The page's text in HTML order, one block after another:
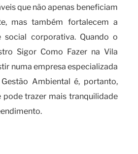
que não apenas beneficiam
mas também fortalecem a
social corporativa. Quando o
Sigor Como Fazer na Vila
numa empresa especializada
Ambiental é, portanto,
pode trazer mais tranquilidade